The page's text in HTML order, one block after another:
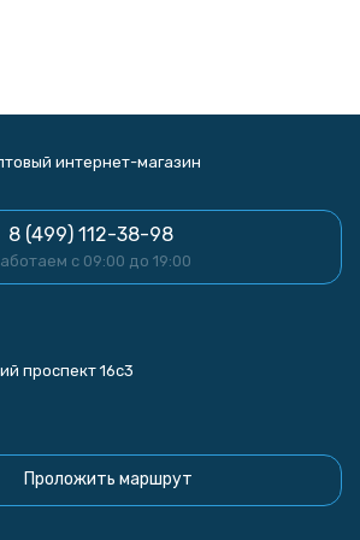
интернет-магазин
8 (499) 112-38-98
с 09:00 до 19:00
проспект 16с3
Проложить маршрут